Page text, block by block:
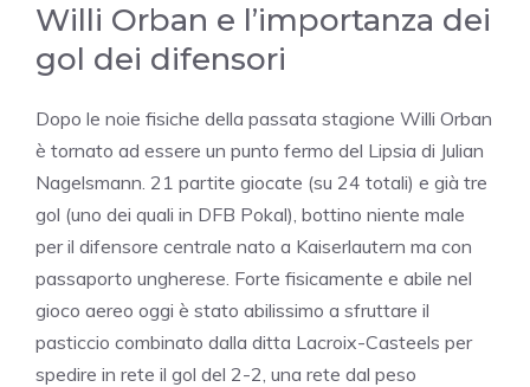
Willi Orban e l’importanza dei
gol dei difensori
Dopo le noie fisiche della passata stagione Willi Orban
è tornato ad essere un punto fermo del Lipsia di Julian
Nagelsmann. 21 partite giocate (su 24 totali) e già tre
gol (uno dei quali in DFB Pokal), bottino niente male
per il difensore centrale nato a Kaiserlautern ma con
passaporto ungherese. Forte fisicamente e abile nel
gioco aereo oggi è stato abilissimo a sfruttare il
pasticcio combinato dalla ditta Lacroix-Casteels per
spedire in rete il gol del 2-2, una rete dal peso